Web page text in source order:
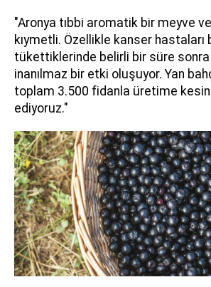
"Aronya tıbbi aromatik bir meyve
kıymetli. Özellikle kanser hastaları
tükettiklerinde belirli bir süre sonra
inanılmaz bir etki oluşuyor. Yan
toplam 3.500 fidanla üretime
ediyoruz."